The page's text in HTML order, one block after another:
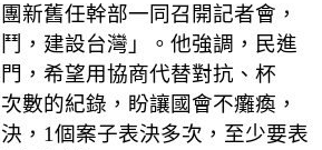
新舊任幹部一同召開記者會，
，建設台灣」。他強調，民進
，希望用協商代替對抗、杯
數的紀錄，盼讓國會不癱瘓，
，1個案子表決多次，至少要表